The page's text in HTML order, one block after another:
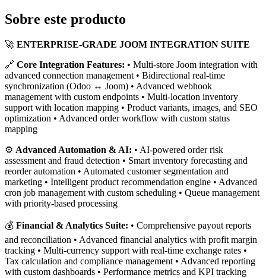
Sobre este producto
🚀 ENTERPRISE-GRADE JOOM INTEGRATION SUITE
🔗 Core Integration Features: • Multi-store Joom integration with
advanced connection management • Bidirectional real-time
synchronization (Odoo ↔ Joom) • Advanced webhook
management with custom endpoints • Multi-location inventory
support with location mapping • Product variants, images, and SEO
optimization • Advanced order workflow with custom status
mapping
⚙️ Advanced Automation & AI: • AI-powered order risk
assessment and fraud detection • Smart inventory forecasting and
reorder automation • Automated customer segmentation and
marketing • Intelligent product recommendation engine • Advanced
cron job management with custom scheduling • Queue management
with priority-based processing
💰 Financial & Analytics Suite: • Comprehensive payout reports
and reconciliation • Advanced financial analytics with profit margin
tracking • Multi-currency support with real-time exchange rates •
Tax calculation and compliance management • Advanced reporting
with custom dashboards • Performance metrics and KPI tracking